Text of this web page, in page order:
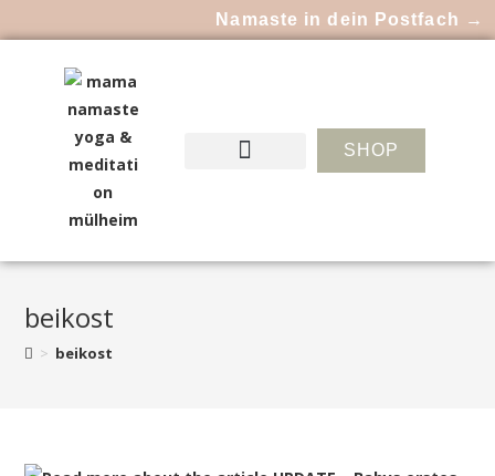
Namaste in dein Postfach →
SHOP
beikost
> beikost